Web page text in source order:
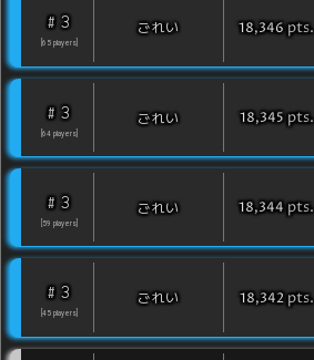
# 3
65 players
ごれい 18,346 pts.
# 3
64 players
ごれい 18,345 pts.
# 3
59 players
ごれい 18,344 pts.
# 3
45 players
ごれい 18,342pts.